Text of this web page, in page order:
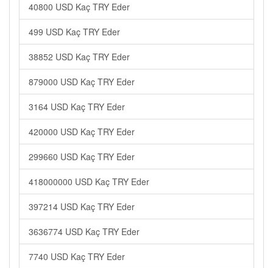
40800 USD Kaç TRY Eder
499 USD Kaç TRY Eder
38852 USD Kaç TRY Eder
879000 USD Kaç TRY Eder
3164 USD Kaç TRY Eder
420000 USD Kaç TRY Eder
299660 USD Kaç TRY Eder
418000000 USD Kaç TRY Eder
397214 USD Kaç TRY Eder
3636774 USD Kaç TRY Eder
7740 USD Kaç TRY Eder